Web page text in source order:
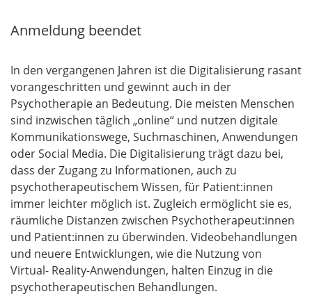
Anmeldung beendet
In den vergangenen Jahren ist die Digitalisierung rasant
vorangeschritten und gewinnt auch in der
Psychotherapie an Bedeutung. Die meisten Menschen
sind inzwischen täglich „online“ und nutzen digitale
Kommunikationswege, Suchmaschinen, Anwendungen
oder Social Media. Die Digitalisierung trägt dazu bei,
dass der Zugang zu Informationen, auch zu
psychotherapeutischem Wissen, für Patient:innen
immer leichter möglich ist. Zugleich ermöglicht sie es,
räumliche Distanzen zwischen Psychotherapeut:innen
und Patient:innen zu überwinden. Videobehandlungen
und neuere Entwicklungen, wie die Nutzung von
Virtual- Reality-Anwendungen, halten Einzug in die
psychotherapeutischen Behandlungen.